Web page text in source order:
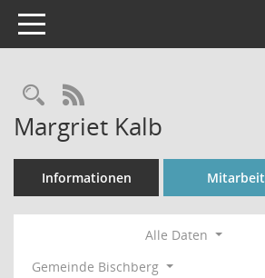
Toggle navigation
Rechercheauswahl
RSS-Feed
Margriet Kalb
Informationen Mitarbeit
Alle Daten
Gemeinde Bischberg